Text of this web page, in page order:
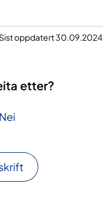
Sist oppdatert 30.09.2024
etter?
Nei